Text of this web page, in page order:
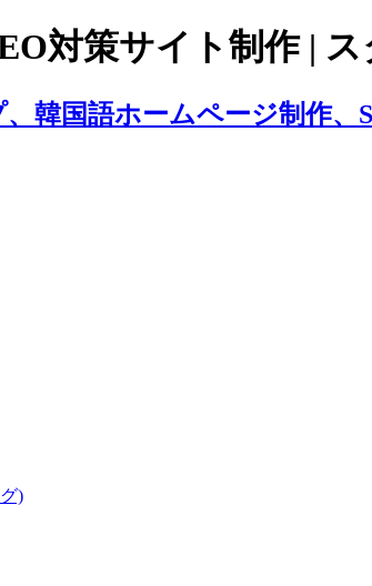
対策サイト制作 |
韓国語ホームページ制作
)